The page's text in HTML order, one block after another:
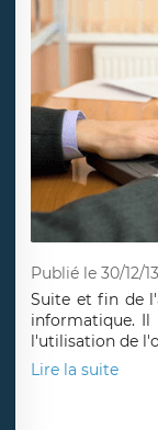
Publié le 30/12/13
Suite et fin de
informatique. Il
l'utilisation de
Lire la suite